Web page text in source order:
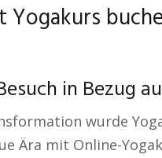
in Bezug
wurde
Ära mit Online-